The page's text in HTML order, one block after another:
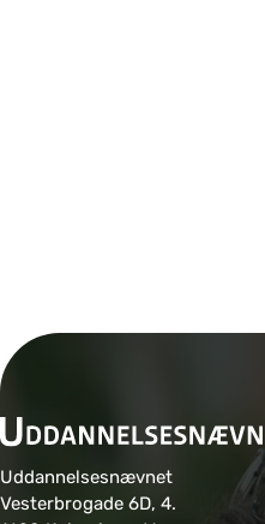
Uddannelsesnævnet
Vesterbrogade 6D, 4.